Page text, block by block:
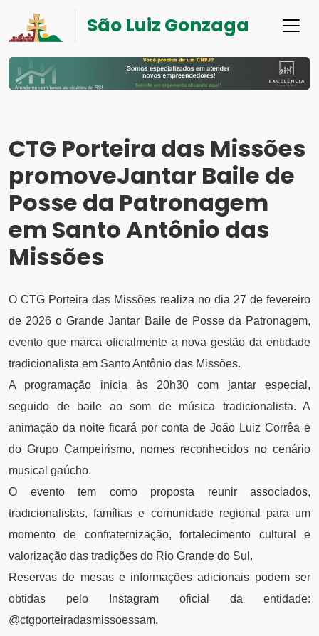
São Luiz Gonzaga
CTG Porteira das Missões
promoveJantar Baile de
Posse da Patronagem
em Santo Antônio das
Missões
O CTG Porteira das Missões realiza no dia 27 de fevereiro
de 2026 o Grande Jantar Baile de Posse da Patronagem,
evento que marca oficialmente a nova gestão da entidade
tradicionalista em Santo Antônio das Missões.
A programação inicia às 20h30 com jantar especial,
seguido de baile ao som de música tradicionalista. A
animação da noite ficará por conta de João Luiz Corrêa e
do Grupo Campeirismo, nomes reconhecidos no cenário
musical gaúcho.
O evento tem como proposta reunir associados,
tradicionalistas, famílias e comunidade regional para um
momento de confraternização, fortalecimento cultural e
valorização das tradições do Rio Grande do Sul.
Reservas de mesas e informações adicionais podem ser
obtidas pelo Instagram oficial da entidade:
@ctgporteiradasmissoessam.